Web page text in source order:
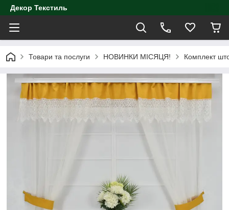
Декор Текстиль
Товари та послуги НОВИНКИ МІСЯЦЯ! Комплект